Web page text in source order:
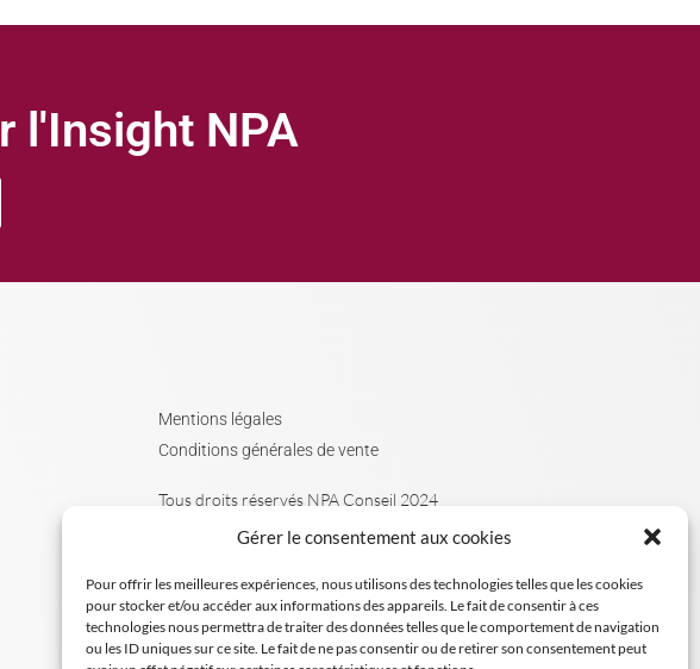
Gérer le consentement aux cookies
Pour offrir les meilleures expériences, nous utilisons des technologies telles que les cookies
pour stocker et/ou accéder aux informations des appareils. Le fait de consentir à ces
technologies nous permettra de traiter des données telles que le comportement de navigation
ou les ID uniques sur ce site. Le fait de ne pas consentir ou de retirer son consentement peut
l'Insight NPA
Mentions légales
Conditions générales de vente
Tous droits réservés NPA Conseil 2024